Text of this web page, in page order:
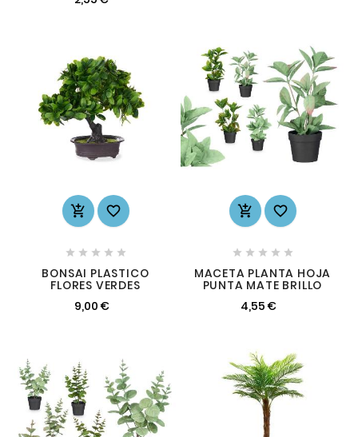
 
    
BONSAI PLASTICO
FLORES VERDES
9,00 €
 
    
MACETA PLANTA HOJA
PUNTA MATE BRILLO
4,55 €